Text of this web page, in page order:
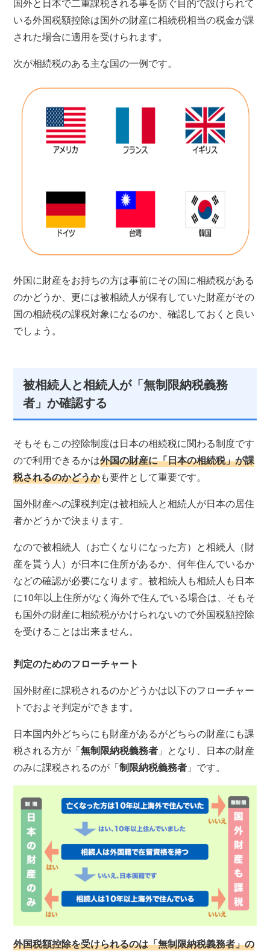
いる外国税額控除は国外の財産に相続税相当の税金が課
された場合に適用を受けられます。
次が相続税のある主な国の一例です。
外国に財産をお持ちの方は事前にその国に相続税がある
のかどうか、更には被相続人が保有していた財産がその
国の相続税の課税対象になるのか、確認しておくと良い
でしょう。
被相続人と相続人が「無制限納税義務
者」か確認する
そもそもこの控除制度は日本の相続税に関わる制度です
ので利用できるかは外国の財産に「日本の相続税」が課
税されるのかどうかも要件として重要です。
国外財産への課税判定は被相続人と相続人が日本の居住
者かどうかで決まります。
なので被相続人（お亡くなりになった方）と相続人（財
産を貰う人）が日本に住所があるか、何年住んでいるか
などの確認が必要になります。被相続人も相続人も日本
に10年以上住所がなく海外で住んでいる場合は、そもそ
も国外の財産に相続税がかけられないので外国税額控除
を受けることは出来ません。
判定のためのフローチャート
国外財産に課税されるのかどうかは以下のフローチャー
トでおよそ判定ができます。
日本国内外どちらにも財産があるがどちらの財産にも課
税される方が「無制限納税義務者 」となり、日本の財産
のみに課税されるのが「制限納税義務者 」です。
外国税額控除を受けられるのは「無制限納税義務者」の